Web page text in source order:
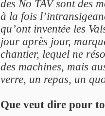
des No TAV sont des
à la fois
qu’ont inventée les
jour après jour,
chantier, lequel ne
des machines, mais
verre, un repas, un
Que veut dire pour